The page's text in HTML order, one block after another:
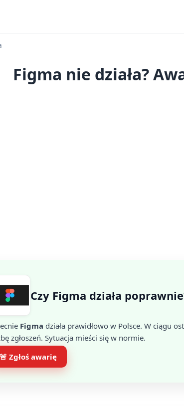
Figma nie działa?
Czy Figma działa
Figma działa prawidłowo w Polsce. W ciągu
zgłoszeń. Sytuacja mieści się w normie.
🚨 Zgłoś awarię